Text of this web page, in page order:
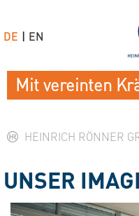
HEINRICH RÖNNER
UNSER
Mit vereinten
DE EN